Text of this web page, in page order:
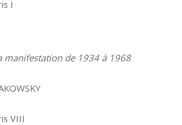
I
manifestation de 1934 à 1968
VIII